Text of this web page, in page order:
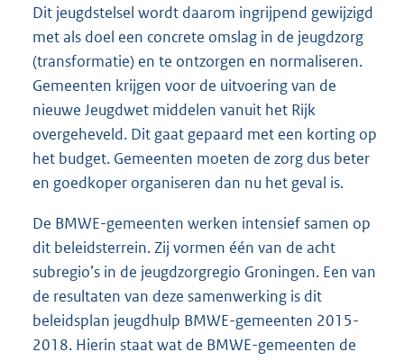
Dit jeugdstelsel wordt daarom ingrijpend gewijzigd
met als doel een concrete omslag in de jeugdzorg
(transformatie) en te ontzorgen en normaliseren.
Gemeenten krijgen voor de uitvoering van de
nieuwe Jeugdwet middelen vanuit het Rijk
overgeheveld. Dit gaat gepaard met een korting op
het budget. Gemeenten moeten de zorg dus beter
en goedkoper organiseren dan nu het geval is.
De BMWE-gemeenten werken intensief samen op
dit beleidsterrein. Zij vormen één van de acht
subregio’s in de jeugdzorgregio Groningen. Een van
de resultaten van deze samenwerking is dit
beleidsplan jeugdhulp BMWE-gemeenten 2015-
2018. Hierin staat wat de BMWE-gemeenten de